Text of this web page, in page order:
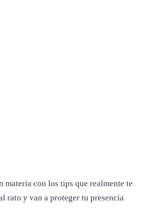
materia con los tips que realmente te
rato y van a proteger tu presencia